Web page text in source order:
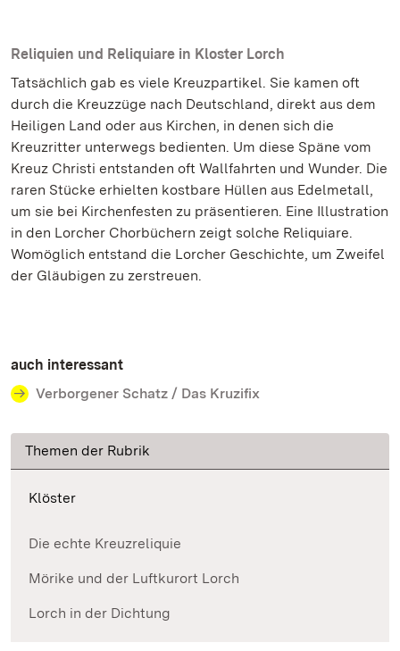
Reliquien und Reliquiare in Kloster Lorch
Tatsächlich gab es viele Kreuzpartikel. Sie kamen oft
durch die Kreuzzüge nach Deutschland, direkt aus dem
Heiligen Land oder aus Kirchen, in denen sich die
Kreuzritter unterwegs bedienten. Um diese Späne vom
Kreuz Christi entstanden oft Wallfahrten und Wunder. Die
raren Stücke erhielten kostbare Hüllen aus Edelmetall,
um sie bei Kirchenfesten zu präsentieren. Eine Illustration
in den Lorcher Chorbüchern zeigt solche Reliquiare.
Womöglich entstand die Lorcher Geschichte, um Zweifel
der Gläubigen zu zerstreuen.
auch interessant
Verborgener Schatz / Das Kruzifix
Themen der Rubrik
Klöster
Die echte Kreuzreliquie
Mörike und der Luftkurort Lorch
Lorch in der Dichtung